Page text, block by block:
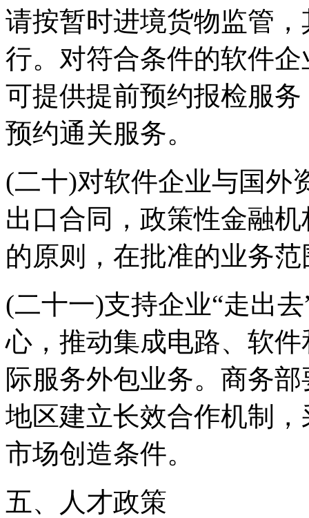
请按暂时进境货物监管
行。对符合条件的软件
可提供提前预约报检服
预约通关服务。
(二十)对软件企业与国外
出口合同，政策性金融
的原则，在批准的业务
(二十一)支持企业“走出
心，推动集成电路、软
际服务外包业务。商务
地区建立长效合作机制
市场创造条件。
五、人才政策